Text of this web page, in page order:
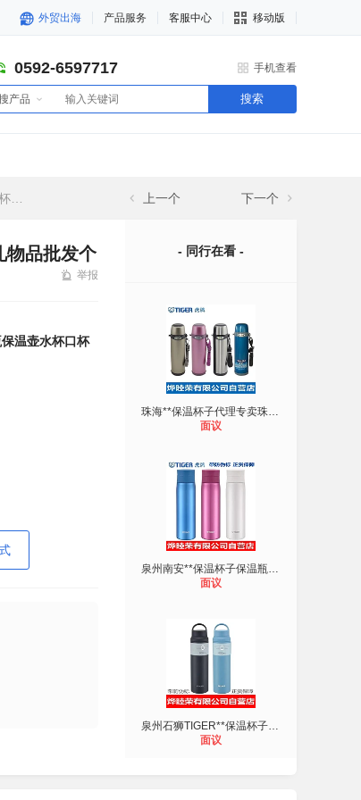
外贸出海 产品服务 客服中心 移动版
0592-6597717 手机查看
产品 搜索
字 上一个 下一个
物品批发个
举报
温壶水杯口杯
- 同行在看 -
珠海**保温杯子代理专卖珠海TIGER**
面议
泉州南安**保温杯子保温瓶保温热水壶
面议
泉州石狮TIGER**保温杯子代理专卖**
面议